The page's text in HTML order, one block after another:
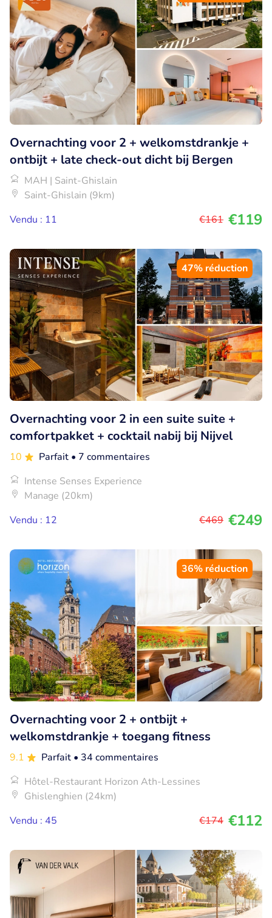
Overnachting voor 2 + welkomstdrankje +
ontbijt + late check-out dicht bij Bergen
MAH | Saint-Ghislain
Saint-Ghislain (9km)
Vendu : 11
€161 €119
47% réduction
Overnachting voor 2 in een suite suite +
comfortpakket + cocktail nabij bij Nijvel
10 Parfait • 7 commentaires
Intense Senses Experience
Manage (20km)
Vendu : 12
€469 €249
36% réduction
Overnachting voor 2 + ontbijt +
welkomstdrankje + toegang fitness
9.1 Parfait • 34 commentaires
Hôtel-Restaurant Horizon Ath-Lessines
Ghislenghien (24km)
Vendu : 45
€174 €112